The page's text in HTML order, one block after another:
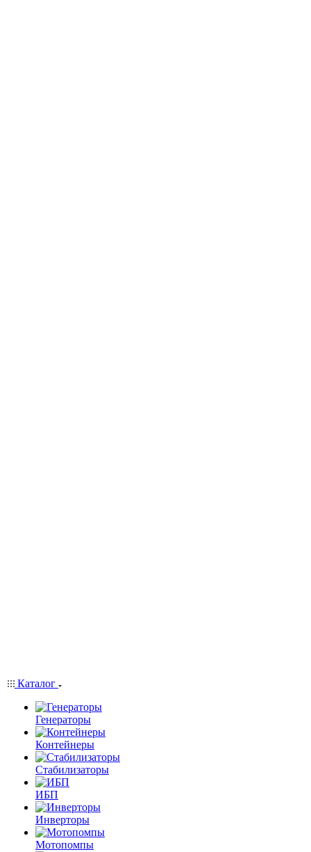
Каталог
Генераторы
Контейнеры
Стабилизаторы
ИБП
Инверторы
Мотопомпы